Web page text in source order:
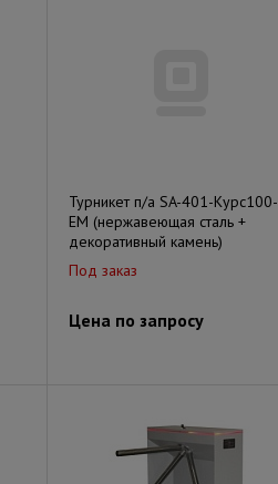
Турникет п/а SA-401-Курс100-
EM (нержавеющая сталь +
декоративный камень)
Под заказ
Цена по запросу